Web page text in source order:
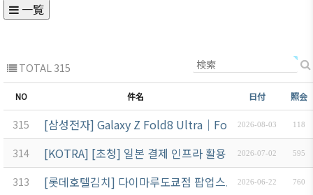
一覧
TOTAL 315
NO 件名 日付 照会
315 [삼성전자] Galaxy Z Fold8 Ultra│Fold8│Flip8 발매
2026-08-03 118
314 [KOTRA] [초청] 일본 결제 인프라 활용 설명회 안내 — 7
2026-07-02 595
313 [롯데호텔김치] 다이마루도쿄점 팝업스토어 개최 안내
2026-06-22 760